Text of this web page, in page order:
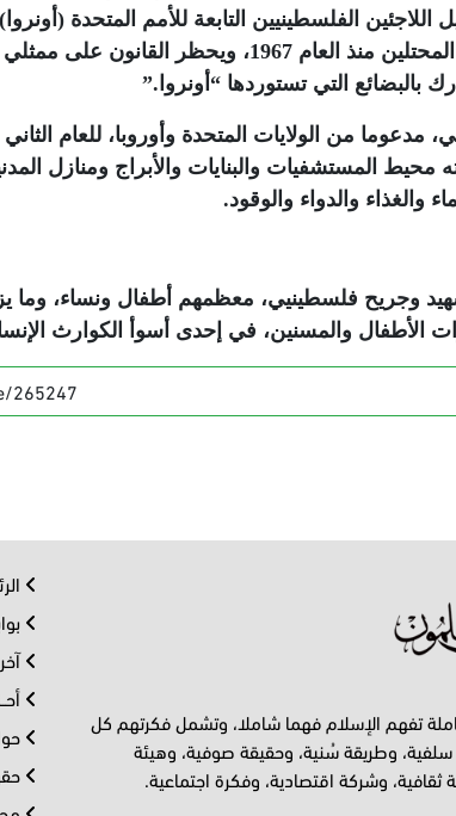
الفلسطينيين التابعة للأمم المتحدة
في الضفة الغربية وقطاع غزة المحتلين منذ العام 1967،
بالبضائع التي تستوردها “أونروا ”.
مدعوما من الولايات المتحدة وأوروبا، للعام
المستشفيات والبنايات والأبراج ومنازل
والغذاء والدواء والوقود.
والمسنين، في إحدى أسوأ الكوارث
265247
تفهم الإسلام فهما شاملا، وتشمل فكرتهم كل
وطريقة سُنية، وحقيقة صوفية، وهيئة
ثقافية، وشركة اقتصادية، وفكرة اجتماعية.